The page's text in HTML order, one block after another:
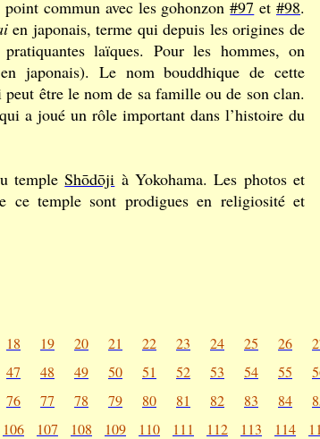
commun avec les gohonzon#97 et#98.
en japonais, terme qui depuis les origines de
laïques. Pour les hommes, on
en japonais). Le nom bouddhique de cette
être le nom de sa famille ou de son clan.
a joué un rôle important dans l’histoire du
templeShōdōji à Yokohama. Les photos et
ce temple sont prodigues en religiosité et
18 19 20 21 22 23 24 25 26
47 48 49 50 51 52 53 54 55
76 77 78 79 80 81 82 83 84
106 107 108 109 110 111 112 113 114